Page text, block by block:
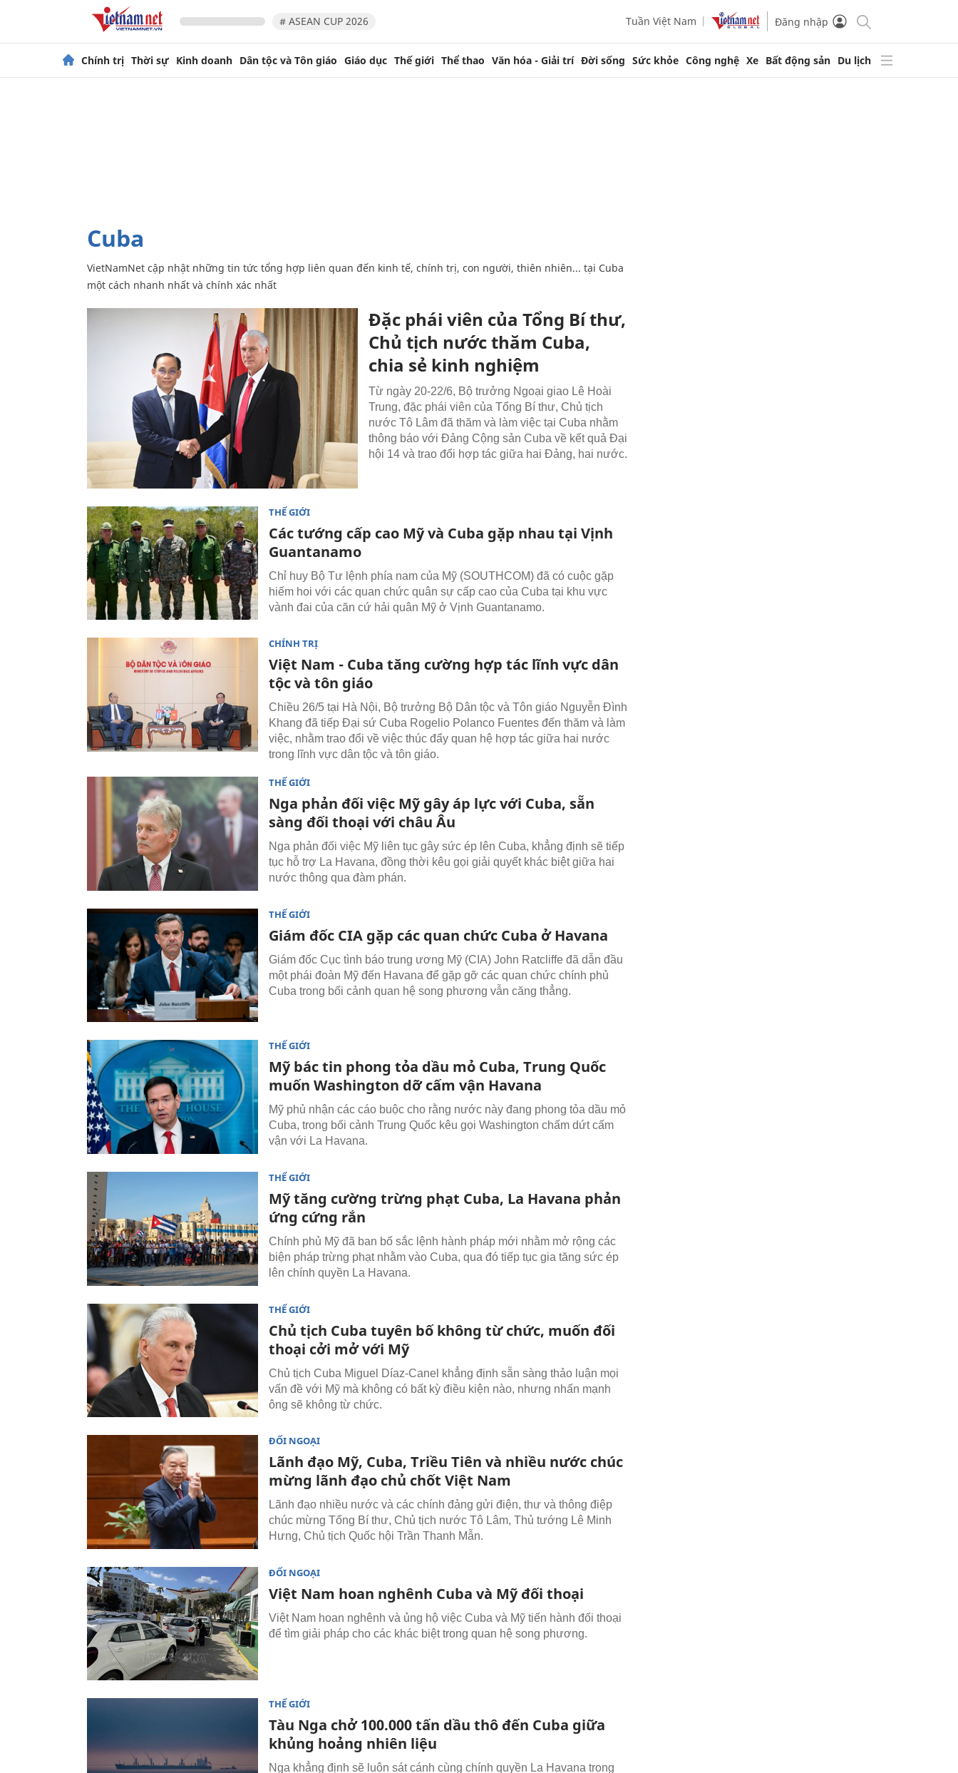
# ASEAN CUP 2026 Tuần Việt Nam Đăng nhập
Chính trị Thời sự Kinh doanh Dân tộc và Tôn giáo Giáo dục Thế giới Thể thao Văn hóa - Giải trí Đời sống Sức khỏe Công nghệ Xe Bất động sản Du lịch
Cuba
VietNamNet cập nhật những tin tức tổng hợp liên quan đến kinh tế, chính trị, con người, thiên nhiên... tại Cuba
một cách nhanh nhất và chính xác nhất
Đặc phái viên của Tổng Bí thư,
Chủ tịch nước thăm Cuba,
chia sẻ kinh nghiệm
Từ ngày 20-22/6, Bộ trưởng Ngoại giao Lê Hoài
Trung, đặc phái viên của Tổng Bí thư, Chủ tịch
nước Tô Lâm đã thăm và làm việc tại Cuba nhằm
thông báo với Đảng Cộng sản Cuba về kết quả Đại
hội 14 và trao đổi hợp tác giữa hai Đảng, hai nước.
THẾ GIỚI
Các tướng cấp cao Mỹ và Cuba gặp nhau tại Vịnh
Guantanamo
Chỉ huy Bộ Tư lệnh phía nam của Mỹ (SOUTHCOM) đã có cuộc gặp
hiếm hoi với các quan chức quân sự cấp cao của Cuba tại khu vực
vành đai của căn cứ hải quân Mỹ ở Vịnh Guantanamo.
CHÍNH TRỊ
Việt Nam - Cuba tăng cường hợp tác lĩnh vực dân
tộc và tôn giáo
Chiều 26/5 tại Hà Nội, Bộ trưởng Bộ Dân tộc và Tôn giáo Nguyễn Đình
Khang đã tiếp Đại sứ Cuba Rogelio Polanco Fuentes đến thăm và làm
việc, nhằm trao đổi về việc thúc đẩy quan hệ hợp tác giữa hai nước
trong lĩnh vực dân tộc và tôn giáo.
THẾ GIỚI
Nga phản đối việc Mỹ gây áp lực với Cuba, sẵn
sàng đối thoại với châu Âu
Nga phản đối việc Mỹ liên tục gây sức ép lên Cuba, khẳng định sẽ tiếp
tục hỗ trợ La Havana, đồng thời kêu gọi giải quyết khác biệt giữa hai
nước thông qua đàm phán.
THẾ GIỚI
Giám đốc CIA gặp các quan chức Cuba ở Havana
Giám đốc Cục tình báo trung ương Mỹ (CIA) John Ratcliffe đã dẫn đầu
một phái đoàn Mỹ đến Havana để gặp gỡ các quan chức chính phủ
Cuba trong bối cảnh quan hệ song phương vẫn căng thẳng.
THẾ GIỚI
Mỹ bác tin phong tỏa dầu mỏ Cuba, Trung Quốc
muốn Washington dỡ cấm vận Havana
Mỹ phủ nhận các cáo buộc cho rằng nước này đang phong tỏa dầu mỏ
Cuba, trong bối cảnh Trung Quốc kêu gọi Washington chấm dứt cấm
vận với La Havana.
THẾ GIỚI
Mỹ tăng cường trừng phạt Cuba, La Havana phản
ứng cứng rắn
Chính phủ Mỹ đã ban bố sắc lệnh hành pháp mới nhằm mở rộng các
biện pháp trừng phạt nhằm vào Cuba, qua đó tiếp tục gia tăng sức ép
lên chính quyền La Havana.
THẾ GIỚI
Chủ tịch Cuba tuyên bố không từ chức, muốn đối
thoại cởi mở với Mỹ
Chủ tịch Cuba Miguel Díaz-Canel khẳng định sẵn sàng thảo luận mọi
vấn đề với Mỹ mà không có bất kỳ điều kiện nào, nhưng nhấn mạnh
ông sẽ không từ chức.
ĐỐI NGOẠI
Lãnh đạo Mỹ, Cuba, Triều Tiên và nhiều nước chúc
mừng lãnh đạo chủ chốt Việt Nam
Lãnh đạo nhiều nước và các chính đảng gửi điện, thư và thông điệp
chúc mừng Tổng Bí thư, Chủ tịch nước Tô Lâm, Thủ tướng Lê Minh
Hưng, Chủ tịch Quốc hội Trần Thanh Mẫn.
ĐỐI NGOẠI
Việt Nam hoan nghênh Cuba và Mỹ đối thoại
Việt Nam hoan nghênh và ủng hộ việc Cuba và Mỹ tiến hành đối thoại
để tìm giải pháp cho các khác biệt trong quan hệ song phương.
THẾ GIỚI
Tàu Nga chở 100.000 tấn dầu thô đến Cuba giữa
khủng hoảng nhiên liệu
Nga khẳng định sẽ luôn sát cánh cùng chính quyền La Havana trong